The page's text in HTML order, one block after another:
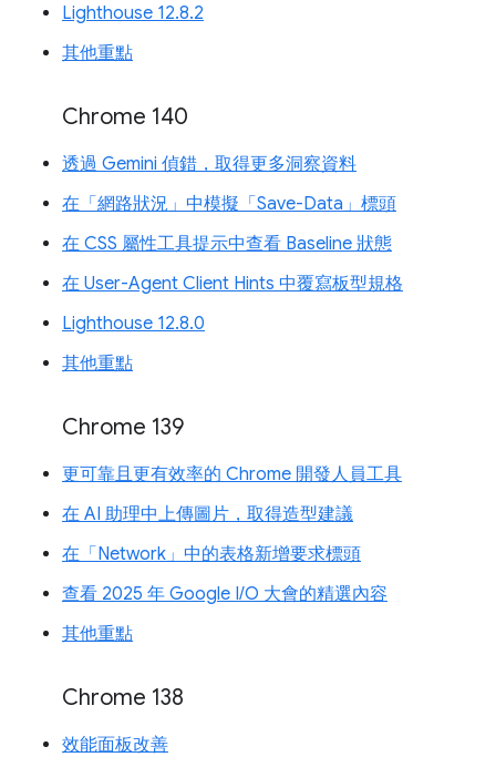
Lighthouse 12.8.2
其他重點
Chrome 140
透過 Gemini 偵錯，取得更多洞察資料
在「網路狀況」中模擬「Save-Data」標頭
在 CSS 屬性工具提示中查看 Baseline 狀態
在 User-Agent Client Hints 中覆寫板型規格
Lighthouse 12.8.0
其他重點
Chrome 139
更可靠且更有效率的 Chrome 開發人員工具
在 AI 助理中上傳圖片，取得造型建議
在「Network」中的表格新增要求標頭
查看 2025 年 Google I/O 大會的精選內容
其他重點
Chrome 138
效能面板改善